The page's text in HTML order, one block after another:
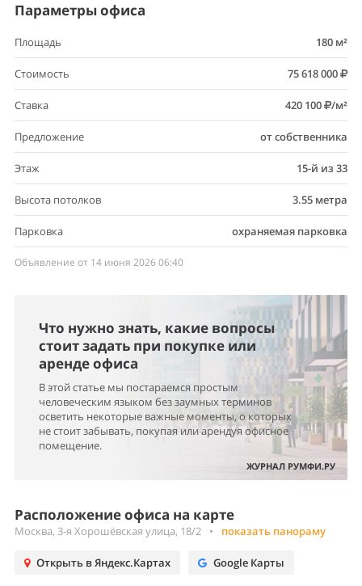
Параметры офиса
Площадь 180 м²
Стоимость 75 618 000
Ставка 420 100 /м²
Предложение от собственника
Этаж 15-й из 33
Высота потолков 3.55 метра
Парковка охраняемая парковка
Объявление от 14 июня 2026 06:40
Что нужно знать, какие вопросы
стоит задать при покупке или
аренде офиса
В этой статье мы постараемся простым
человеческим языком без заумных терминов
осветить некоторые важные моменты, о которых
не стоит забывать, покупая или арендуя офисное
помещение.
ЖУРНАЛ РУМФИ.РУ
Расположение офиса на карте
Москва, 3-я Хорошёвская улица, 18/2 • показать панораму
Открыть в Яндекс.Картах Google Карты